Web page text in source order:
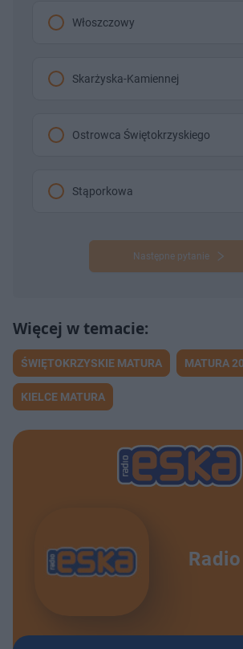
Włoszczowy
Skarżyska-Kamiennej
Ostrowca Świętokrzyskiego
Stąporkowa
Następne pytanie
ŚWIĘTOKRZYSKIE MATURA MATURA
KIELCE MATURA